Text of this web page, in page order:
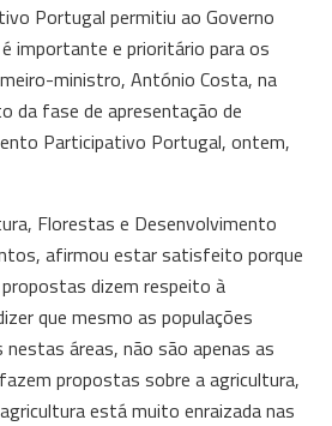
Portugal permitiu ao Governo
é importante e prioritário para os
ministro, António Costa, na
da fase de apresentação de
Participativo Portugal, ontem,
Florestas e Desenvolvimento
afirmou estar satisfeito porque
dizem respeito à
que mesmo as populações
áreas, não são apenas as
propostas sobre a agricultura,
está muito enraizada nas